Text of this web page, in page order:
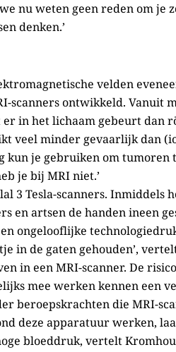
nu weten geen reden om je
denken.’
velden
scanners ontwikkeld. Vanuit
in het lichaam gebeurt dan
veel minder gevaarlijk dan
kun je gebruiken om tumoren
je bij MRI niet.’
3 Tesla-scanners. Inmiddels
en artsen de handen ineen
ongelooflijke
in de gaten gehouden’,
in een MRI-scanner. De
mee werken kennen een
beroepskrachten die MRI-
deze apparatuur werken,
bloeddruk, vertelt